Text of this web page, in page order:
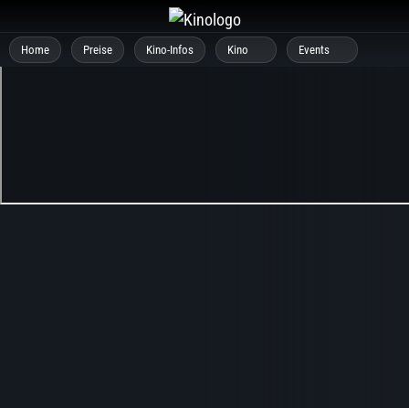
Inhalt
springen
Home Preise Kino-Infos Kino Events